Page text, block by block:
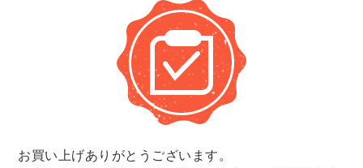
お買い上げありがとうございます。